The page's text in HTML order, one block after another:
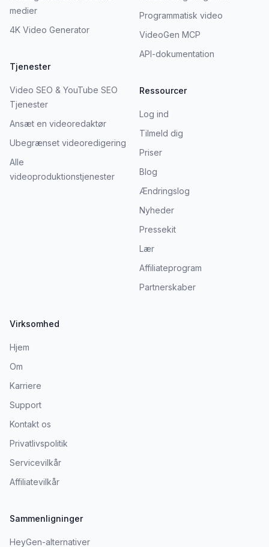
medier
4K Video Generator
Tjenester
Video SEO & YouTube SEO
Tjenester
Ansæt en videoredaktør
Ubegrænset videoredigering
Alle
videoproduktionstjenester
Programmatisk video
VideoGen MCP
API-dokumentation
Ressourcer
Log ind
Tilmeld dig
Priser
Blog
Ændringslog
Nyheder
Pressekit
Lær
Affiliateprogram
Partnerskaber
Virksomhed
Hjem
Om
Karriere
Support
Kontakt os
Privatlivspolitik
Servicevilkår
Affiliatevilkår
Sammenligninger
HeyGen-alternativer